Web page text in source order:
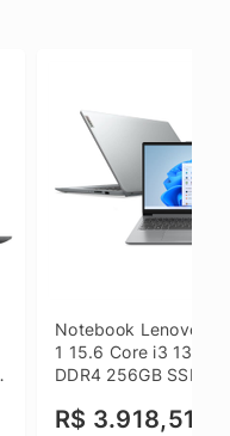
Notebook Lenovo
1 15.6 Core i3 1315U
DDR4 256GB SSD
R$ 3.918,51